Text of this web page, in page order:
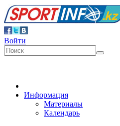
Войти
Информация
Материалы
Календарь